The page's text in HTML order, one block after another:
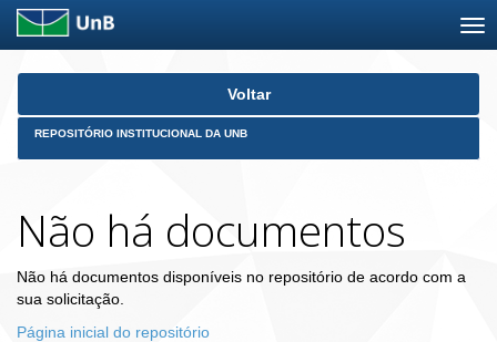
Skip
Voltar
REPOSITÓRIO INSTITUCIONAL DA UNB
Não há documentos
Não há documentos disponíveis no repositório de acordo com a
sua solicitação.
Página inicial do repositório